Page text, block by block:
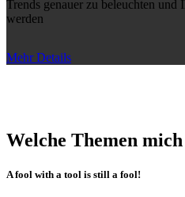
Trends genauer zu beleuchten und
werden
Mehr Details
Welche Themen
A fool with a tool is still a fool!